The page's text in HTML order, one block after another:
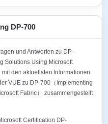
DP-700
und Antworten zu DP-
Solutions Using Microsoft
den aktuellsten Informationen
VUE zu DP-700（Implementing
Fabric） zusammengestellt
Certification DP-